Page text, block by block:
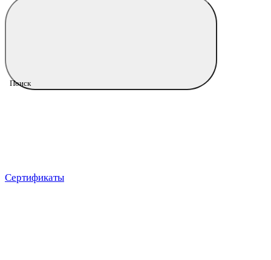
Поиск
Сертификаты